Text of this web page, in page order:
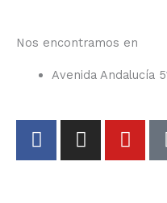
Nos encontramos en
Avenida Andalucía
F
a
I
n
Y
o